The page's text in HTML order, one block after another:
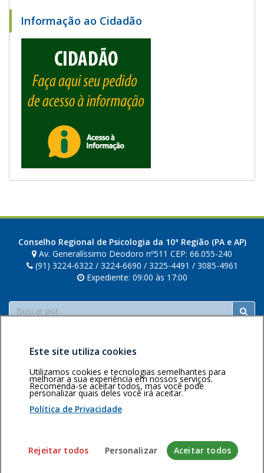
Informação ao Cidadão
Conselho Regional de Psicologia da 10ª Região (PA e AP)
Av. Generalíssimo Deodoro nº511 CEP: 66.055-240
(91) 3224-6322 / 3224-6690 / 3225-4491 / 3085-4961
Expediente: 09:00 às 17:00
Buscar
Área restritaPolítica de
privacidade
Personalização
de cookies
Voltar ao topo
Sistema desenvolvido pela Gerência de Tecnologia da
Este site utiliza cookies
Utilizamos cookies e tecnologias semelhantes para
melhorar a sua experiência em nossos serviços.
Recomenda-se aceitar todos, mas você pode
personalizar quais deles você irá aceitar.
Política de Privacidade
Rejeitar todos Personalizar Aceitar todos